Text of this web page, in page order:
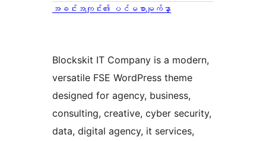
အခင်းအကျင်း၏ ပင်မစာမျက်နှာ
Blockskit IT Company is a modern,
versatile FSE WordPress theme
designed for agency, business,
consulting, creative, cyber security,
data, digital agency, it services,